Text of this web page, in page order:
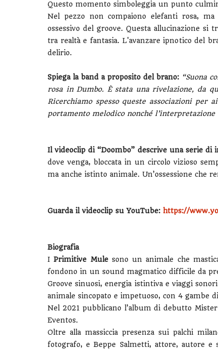
Questo momento simboleggia un punto
Nel pezzo non compaiono elefanti rosa,
ossessivo del groove. Questa allucinazione
tra realtà e fantasia. L'avanzare ipnotico del
delirio.
Spiega la band a proposito del brano: “Suona
rosa in Dumbo. È stata una rivelazione, da
Ricerchiamo spesso queste associazioni
portamento melodico nonché l’interpretazione
Il videoclip di “Doombo” descrive una serie
dove venga, bloccata in un circolo vizioso
ma anche istinto animale. Un’ossessione che
Guarda il videoclip su YouTube: https://
Biografia
IPrimitive Mulesono un animale che
fondono in un sound magmatico difficile da
Groove sinuosi, energia istintiva e viaggi
animale sincopato e impetuoso, con 4 gambe
Nel 2021 pubblicano l’album di debutto
Eventos.
Oltre alla massiccia presenza sui palchi
fotografo, e Beppe Salmetti, attore, autore e